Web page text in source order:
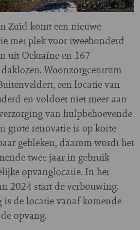
Zuid komt een nieuwe
met plek voor tweehonderd
uit Oekraïne en 167
Woonzorgcentrum
een locatie van
en voldoet niet meer aan
van hulpbehoevende
grote renovatie is op korte
gebleken, daarom wordt het
twee jaar in gebruik
opvanglocatie. In het
2024 start de verbouwing.
is de locatie vanaf komende
opvang.